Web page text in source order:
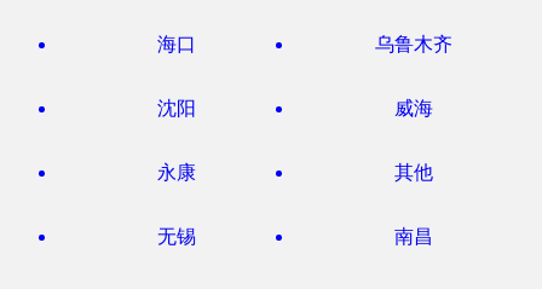
海口 乌鲁木齐
沈阳 威海
永康 其他
无锡 南昌